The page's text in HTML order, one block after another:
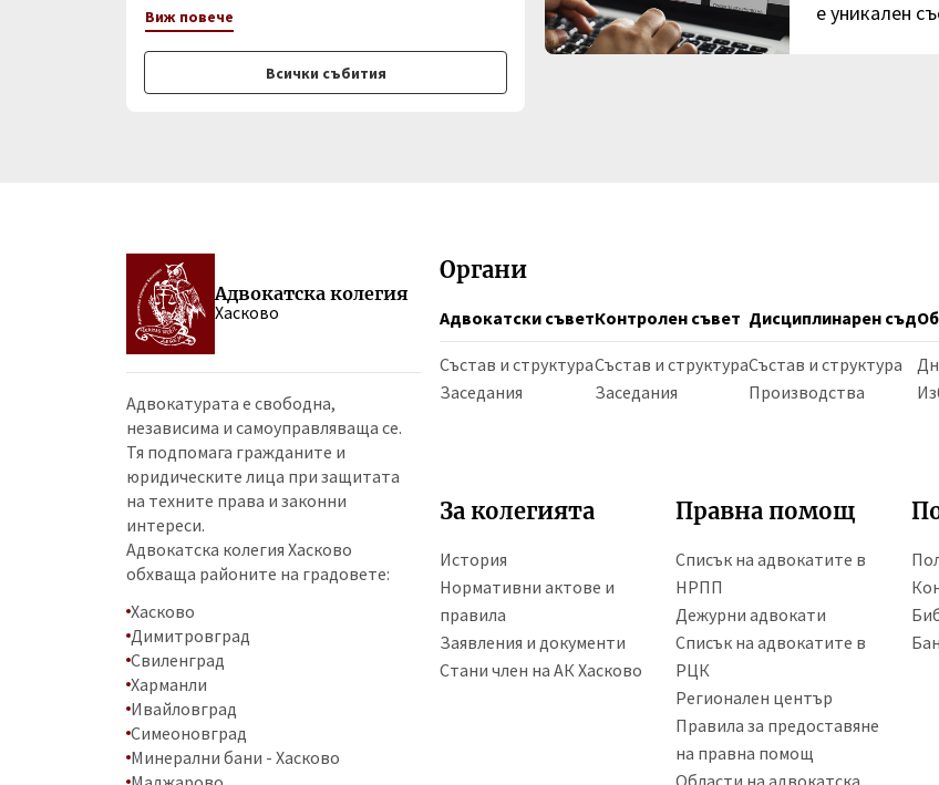
Виж повече
Всички събития
е уникален
Адвокатска колегия
Хасково
Адвокатурата е свободна,
независима и самоуправляваща се.
Тя подпомага гражданите и
юридическите лица при защитата
на техните права и законни
интереси.
Адвокатска колегия Хасково
обхваща районите на градовете:
Хасково
Димитровград
Свиленград
Харманли
Ивайловград
Симеоновград
Минерални бани - Хасково
Органи
Адвокатски съвет
Състав и структура
Заседания
Контролен съвет
Състав и структура
Заседания
Дисциплинарен съд
Състав и структура
Производства
За колегията
История
Нормативни актове и
правила
Заявления и документи
Стани член на АК Хасково
Правна помощ
Списък на адвокатите в
НРПП
Дежурни адвокати
Списък на адвокатите в
РЦК
Регионален център
Правила за предоставяне
на правна помощ